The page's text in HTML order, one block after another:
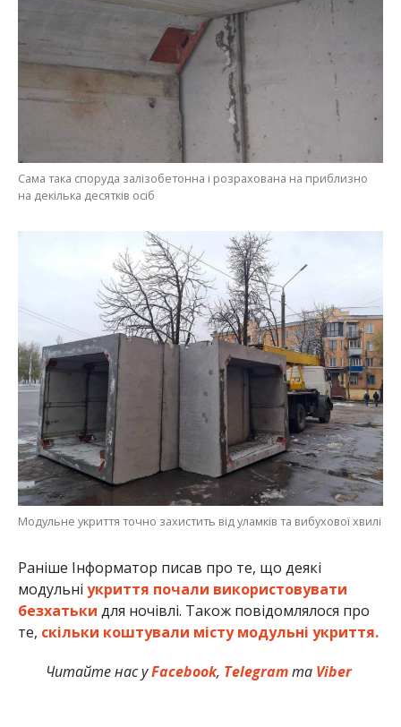
Сама така споруда залізобетонна і розрахована на приблизно
на декілька десятків осіб
Модульне укриття точно захистить від уламків та вибухової хвилі
Раніше Інформатор писав про те, що деякі
модульні укриття почали використовувати
безхатьки для ночівлі. Також повідомлялося про
те, скільки коштували місту модульні укриття.
Читайте нас уFacebook, Telegramта Viber